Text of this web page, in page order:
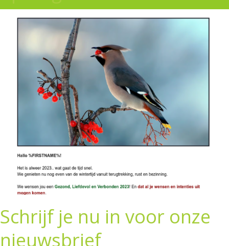
Schrijf je nu in voor onze
nieuwsbrief